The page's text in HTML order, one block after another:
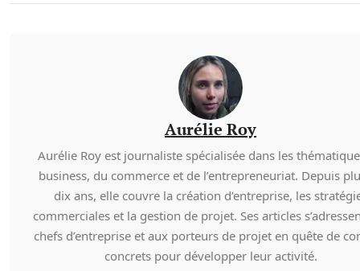
Aurélie Roy
Aurélie Roy est journaliste spécialisée dans les
business, du commerce et de l’entrepreneuriat. Depuis
dix ans, elle couvre la création d’entreprise, les
commerciales et la gestion de projet. Ses articles
chefs d’entreprise et aux porteurs de projet en quête de
concrets pour développer leur activité.